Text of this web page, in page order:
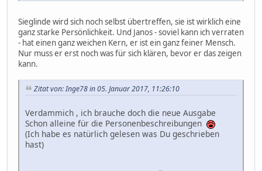
Sieglinde wird sich noch selbst übertreffen, sie ist wirklich eine
ganz starke Persönlichkeit. Und Janos - soviel kann ich verraten
- hat einen ganz weichen Kern, er ist ein ganz feiner Mensch.
Nur muss er erst noch was für sich klären, bevor er das zeigen
kann.
Zitat von: Inge78 in 05. Januar 2017, 11:26:10
Verdammich , ich brauche doch die neue Ausgabe
Schon alleine für die Personenbeschreibungen
(Ich habe es natürlich gelesen was Du geschrieben
hast)